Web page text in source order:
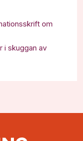
om
i skuggan av